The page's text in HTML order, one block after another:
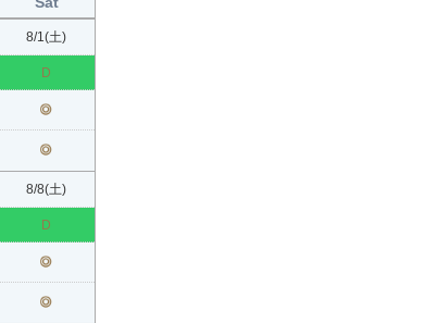
8/1(土)
D
8/8(土)
D